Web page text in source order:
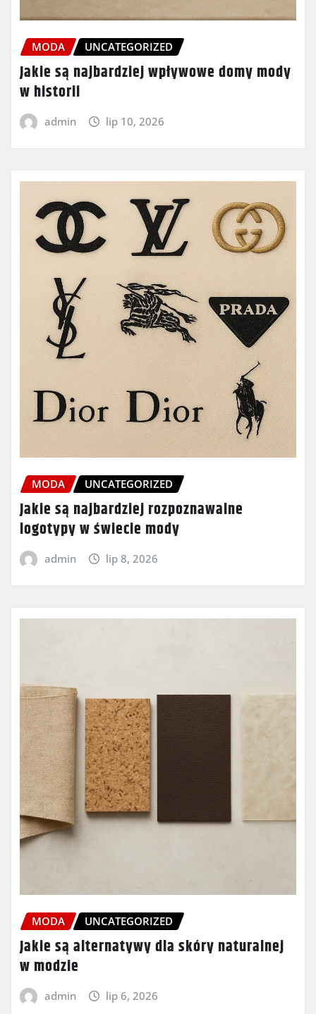
MODA UNCATEGORIZED
Jakie są najbardziej wpływowe domy mody
w historii
admin lip 10, 2026
MODA UNCATEGORIZED
Jakie są najbardziej rozpoznawalne
logotypy w świecie mody
admin lip 8, 2026
MODA UNCATEGORIZED
Jakie są alternatywy dla skóry naturalnej
w modzie
admin lip 6, 2026